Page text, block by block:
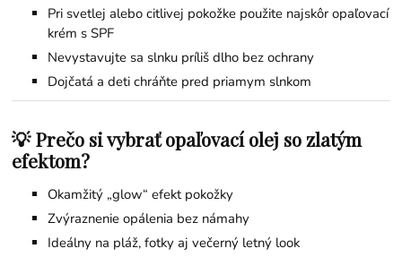
Pri svetlej alebo citlivej pokožke použite najskôr opaľovací
krém s SPF
Nevystavujte sa slnku príliš dlho bez ochrany
Dojčatá a deti chráňte pred priamym slnkom
💡 Prečo si vybrať opaľovací olej so zlatým
efektom?
Okamžitý „glow“ efekt pokožky
Zvýraznenie opálenia bez námahy
Ideálny na pláž, fotky aj večerný letný look